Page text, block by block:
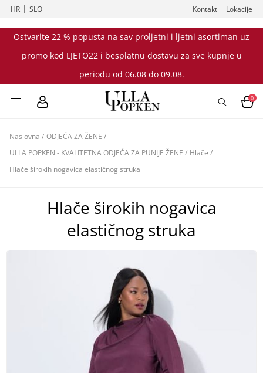
HR |SLO Kontakt Lokacije
Ostvarite 22 % popusta na sav proljetni i ljetni asortiman uz
promo kod LJETO22 i besplatnu dostavu za sve kupnje u
periodu od 06.08 do 09.08.
0
Naslovna / ODJEĆA ZA ŽENE /
ULLA POPKEN - KVALITETNA ODJEĆA ZA PUNIJE ŽENE / Hlače /
Hlače širokih nogavica elastičnog struka
Hlače širokih nogavica
elastičnog struka